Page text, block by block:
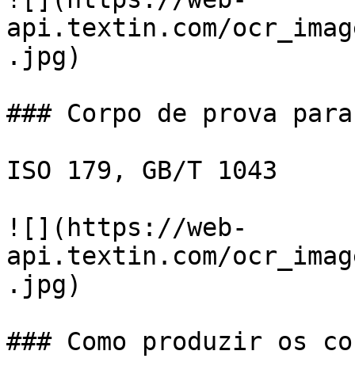
api.textin.com/
.jpg)
### Corpo de prova
ISO 179, GB/T 1043
![](https://web-
api.textin.com/
.jpg)
### Como produzir os